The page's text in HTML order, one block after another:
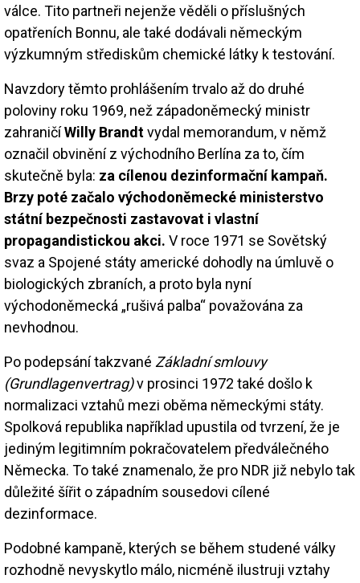
válce. Tito partneři nejenže věděli o příslušných
opatřeních Bonnu, ale také dodávali německým
výzkumným střediskům chemické látky k testování.
Navzdory těmto prohlášením trvalo až do druhé
poloviny roku 1969, než západoněmecký ministr
zahraničíWilly Brandtvydal memorandum, v němž
označil obvinění z východního Berlína za to, čím
skutečně byla: za cílenou dezinformační kampaň.
Brzy poté začalo východoněmecké ministerstvo
státní bezpečnosti zastavovat i vlastní
propagandistickou akci. V roce 1971 se Sovětský
svaz a Spojené státy americké dohodly na úmluvě o
biologických zbraních, a proto byla nyní
východoněmecká „rušivá palba“ považována za
nevhodnou.
Po podepsání takzvané Základní smlouvy
(Grundlagenvertrag)v prosinci 1972 také došlo k
normalizaci vztahů mezi oběma německými státy.
Spolková republika například upustila od tvrzení, že je
jediným legitimním pokračovatelem předválečného
Německa. To také znamenalo, že pro NDR již nebylo tak
důležité šířit o západním sousedovi cílené
dezinformace.
Podobné kampaně, kterých se během studené války
rozhodně nevyskytlo málo, nicméně ilustruji vztahy